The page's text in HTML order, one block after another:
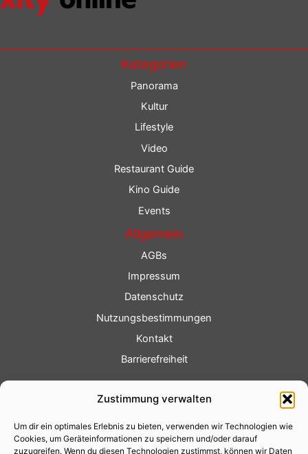
Zustimmung verwalten
Um dir ein optimales Erlebnis zu bieten, verwenden wir Technologien wie
Cookies, um Geräteinformationen zu speichern und/oder darauf
zuzugreifen. Wenn du diesen Technologien zustimmst, können wir Daten
Kategorien
Panorama
Kultur
Lifestyle
Video
Restaurant Guide
Kino Guide
Events
Allgemein
AGBs
Impressum
Datenschutz
Nutzungsbestimmungen
Kontakt
Barrierefreiheit
Fotoservice
Videoservice
Werbung